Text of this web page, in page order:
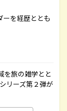
ーを経歴ととも
を旅の雑学とと
リーズ第２弾が